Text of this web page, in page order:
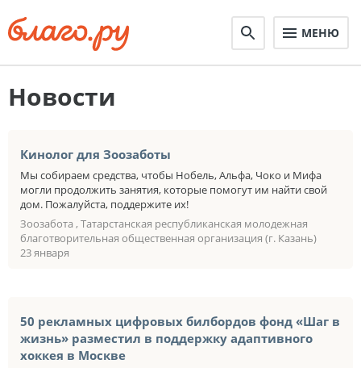
МЕНЮ
Новости
Кинолог для Зоозаботы
Мы собираем средства, чтобы Нобель, Альфа, Чоко и Мифа
могли продолжить занятия, которые помогут им найти свой
дом. Пожалуйста, поддержите их!
Зоозабота , Татарстанская республиканская молодежная
благотворительная общественная организация (г. Казань)
23 января
50 рекламных цифровых билбордов фонд «Шаг в
жизнь» разместил в поддержку адаптивного
хоккея в Москве